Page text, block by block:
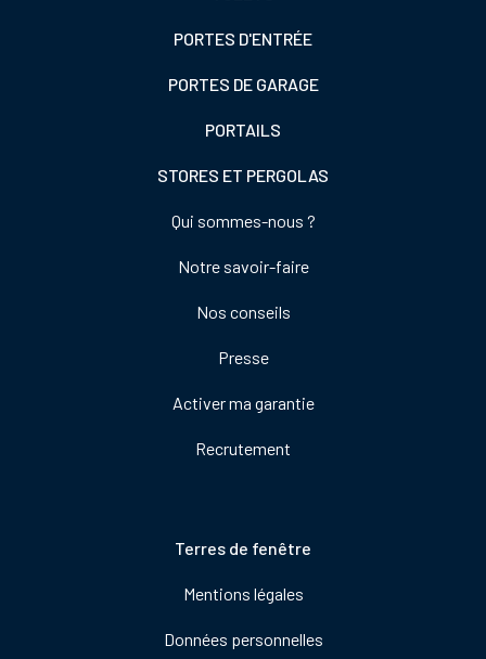
PORTES D'ENTRÉE
PORTES DE GARAGE
PORTAILS
STORES ET PERGOLAS
Qui sommes-nous ?
Notre savoir-faire
Nos conseils
Presse
Activer ma garantie
Recrutement
Terres de fenêtre
Mentions légales
Données personnelles